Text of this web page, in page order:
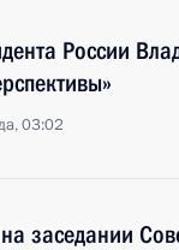
России
03:02
заседании